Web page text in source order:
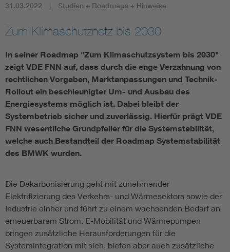
Weitere Themen
Vom Netz zum System
Digitalisierung und Metering
Versorgungsqualität Stromnetze
Innovative Netztechnologien
Umwelt- und Naturschutz
Regelsetzung
31.03.2022 Studien + Roadmaps + Hinweise
Zum Klimaschutznetz bis 2030
In seiner Roadmap "Zum Klimaschutzsystem bis 2030"
zeigt VDE FNN auf, dass durch die enge Verzahnung von
rechtlichen Vorgaben, Marktanpassungen und Technik-
Rollout ein beschleunigter Um- und Ausbau des
Energiesystems möglich ist. Dabei bleibt der
Systembetrieb sicher und zuverlässig. Hierfür prägt VDE
FNN wesentliche Grundpfeiler für die Systemstabilität,
welche auch Bestandteil der Roadmap Systemstabilität
des BMWK wurden.
Die Dekarbonisierung geht mit zunehmender
Elektrifizierung des Verkehrs- und Wärmesektors sowie der
Industrie einher und führt zu einem wachsenden Bedarf an
erneuerbarem Strom. E-Mobilität und Wärmepumpen
bringen zusätzliche Herausforderungen für die
Systemintegration mit sich, bieten aber auch zusätzliche